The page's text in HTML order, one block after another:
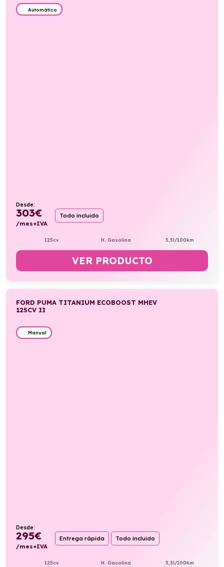
Automático
Desde:
303€
/mes+IVA
Todo incluido
125cv H. Gasolina 5,5l/100km
VER PRODUCTO
FORD PUMA TITANIUM ECOBOOST MHEV
125CV II
Manual
Desde:
295€
/mes+IVA
Entrega rápida Todo incluido
125cv H. Gasolina 5,3l/100km